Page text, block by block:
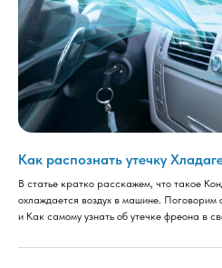
Как распознать утечку
В статье кратко расскажем, что такое
охлаждается воздух в машине. Поговорим
и Как самому узнать об утечке фреона в